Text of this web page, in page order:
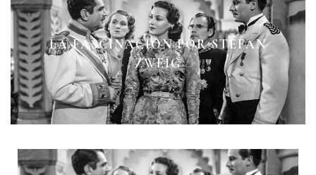
LA FASCINACIÓN POR STEFAN
ZWEIG
UN LIBRO EN OCHO DÍAS
DE LA TRAGEDIA A LA COMEDIA